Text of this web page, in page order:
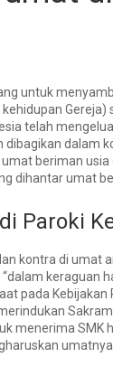
untuk
telah
dibagikan dalam
beriman
dihantar umat
Paroki
kontra di umat
keraguan
pada Kebijakan
menerima